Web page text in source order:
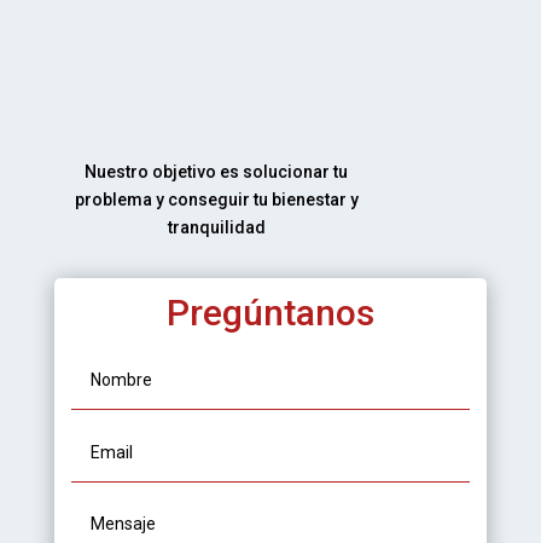
Nuestro objetivo es solucionar tu
problema y conseguir tu bienestar y
tranquilidad
Pregúntanos